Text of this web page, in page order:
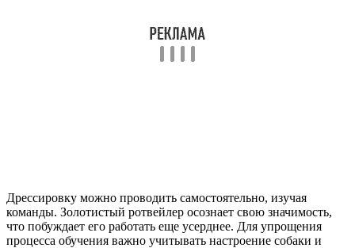
Дрессировку можно проводить самостоятельно, изучая
команды. Золотистый ротвейлер осознает свою значимость,
что побуждает его работать еще усерднее. Для упрощения
процесса обучения важно учитывать настроение собаки и